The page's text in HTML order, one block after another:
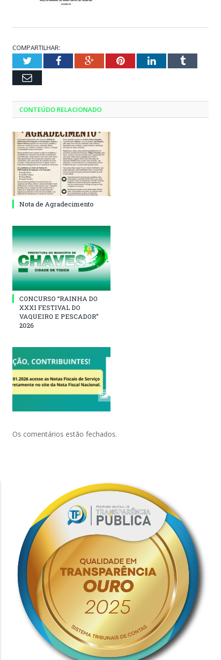
COMPARTILHAR:
TwitterFacebookGoogle+PinterestLinkedInTumblr
Email
CONTEÚDO RELACIONADO
Nota de Agradecimento
CONCURSO “RAINHA DO
XXXI FESTIVAL DO
VAQUEIRO E PESCADOR”
2026
Os comentários estão fechados.